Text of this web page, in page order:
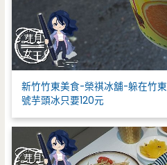
新竹竹東美食-榮祺冰舖-躲在竹
號芋頭冰只要120元